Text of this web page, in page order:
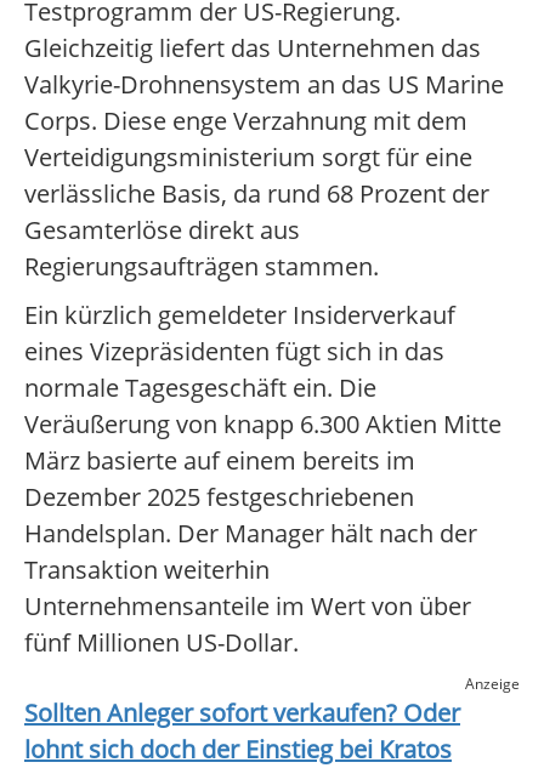
Testprogramm der US-Regierung.
Gleichzeitig liefert das Unternehmen das
Valkyrie-Drohnensystem an das US Marine
Corps. Diese enge Verzahnung mit dem
Verteidigungsministerium sorgt für eine
verlässliche Basis, da rund 68 Prozent der
Gesamterlöse direkt aus
Regierungsaufträgen stammen.
Ein kürzlich gemeldeter Insiderverkauf
eines Vizepräsidenten fügt sich in das
normale Tagesgeschäft ein. Die
Veräußerung von knapp 6.300 Aktien Mitte
März basierte auf einem bereits im
Dezember 2025 festgeschriebenen
Handelsplan. Der Manager hält nach der
Transaktion weiterhin
Unternehmensanteile im Wert von über
fünf Millionen US-Dollar.
Anzeige
Sollten Anleger sofort verkaufen? Oder
lohnt sich doch der Einstieg bei Kratos